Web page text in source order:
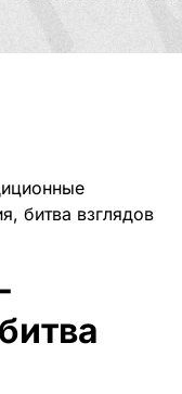
битва взглядов